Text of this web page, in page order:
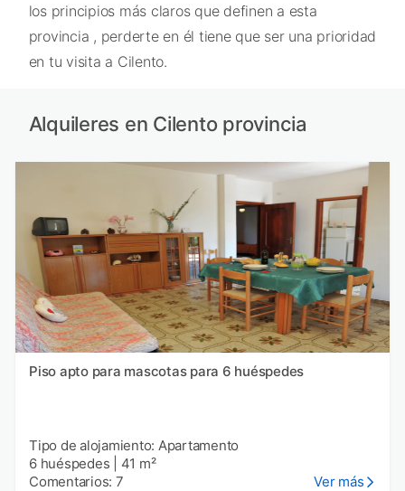
los principios más claros que definen a esta
provincia , perderte en él tiene que ser una prioridad
en tu visita a Cilento.
Alquileres en Cilento provincia
Piso apto para mascotas para 6 huéspedes
Tipo de alojamiento: Apartamento
6 huéspedes
41 m²
Comentarios: 7
Ver más